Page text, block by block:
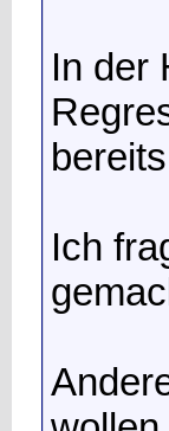
In der
Ich